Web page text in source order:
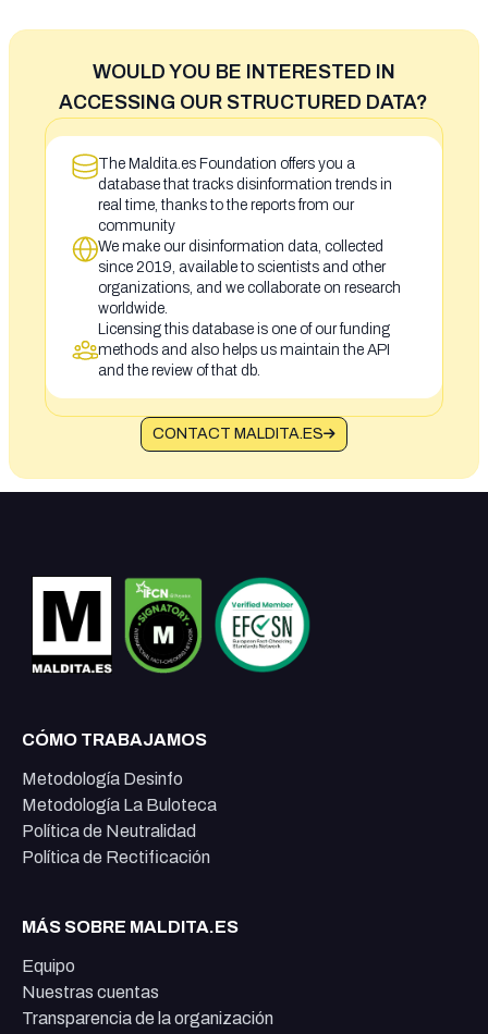
WOULD YOU BE INTERESTED IN
ACCESSING OUR STRUCTURED DATA?
The Maldita.es Foundation offers you a
database that tracks disinformation trends in
real time, thanks to the reports from our
community
We make our disinformation data, collected
since 2019, available to scientists and other
organizations, and we collaborate on research
worldwide.
Licensing this database is one of our funding
methods and also helps us maintain the API
and the review of that db.
CONTACT MALDITA.ES
CÓMO TRABAJAMOS
Metodología Desinfo
Metodología La Buloteca
Política de Neutralidad
Política de Rectificación
MÁS SOBRE MALDITA.ES
Equipo
Nuestras cuentas
Transparencia de la organización